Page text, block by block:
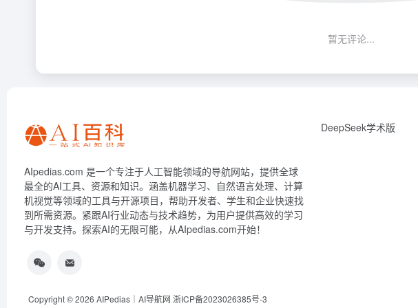
暂无评论...
AIpedias.com 是一个专注于人工智能领域的导航网站，提供全球
最全的AI工具、资源和知识。涵盖机器学习、自然语言处理、计算
机视觉等领域的工具与开源项目，帮助开发者、学生和企业快速找
到所需资源。紧跟AI行业动态与技术趋势，为用户提供高效的学习
与开发支持。探索AI的无限可能，从AIpedias.com开始！
DeepSeek学术版
Copyright © 2026 AIPedias｜AI导航网 浙ICP备2023026385号-3